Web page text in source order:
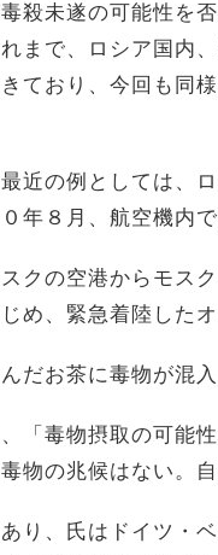
殺未遂の可能性を
まで、ロシア国内
ており、今回も同
近の例としては、ロ
年８月、航空機内
クの空港からモス
め、緊急着陸した
だお茶に毒物が混
「毒物摂取の可能
物の兆候はない。
り、氏はドイツ・